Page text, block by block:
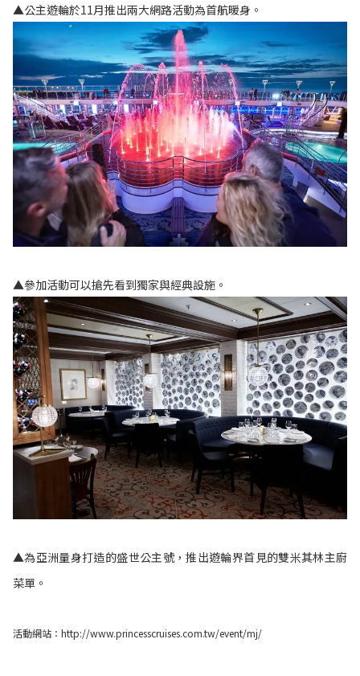
▲公主遊輪於11月推出兩大網路活動為首航暖身。
▲參加活動可以搶先看到獨家與經典設施。
▲為亞洲量身打造的盛世公主號，推出遊輪界首見的雙米其林主廚
菜單。
活動網站： http://www.princesscruises.com.tw/event/mj/